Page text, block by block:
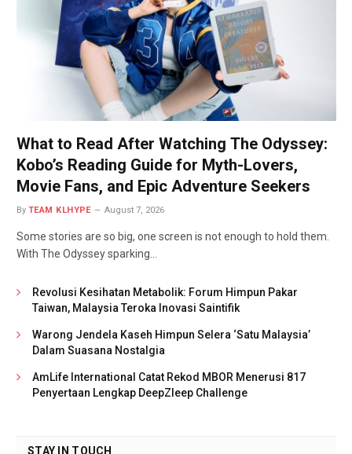
What to Read After Watching The Odyssey:
Kobo’s Reading Guide for Myth-Lovers,
Movie Fans, and Epic Adventure Seekers
By TEAM KLHYPE August 7, 2026
Some stories are so big, one screen is not enough to hold them.
With The Odyssey sparking…
Revolusi Kesihatan Metabolik: Forum Himpun Pakar
Taiwan, Malaysia Teroka Inovasi Saintifik
Warong Jendela Kaseh Himpun Selera ‘Satu Malaysia’
Dalam Suasana Nostalgia
AmLife International Catat Rekod MBOR Menerusi 817
Penyertaan Lengkap DeepZleep Challenge
STAY IN TOUCH